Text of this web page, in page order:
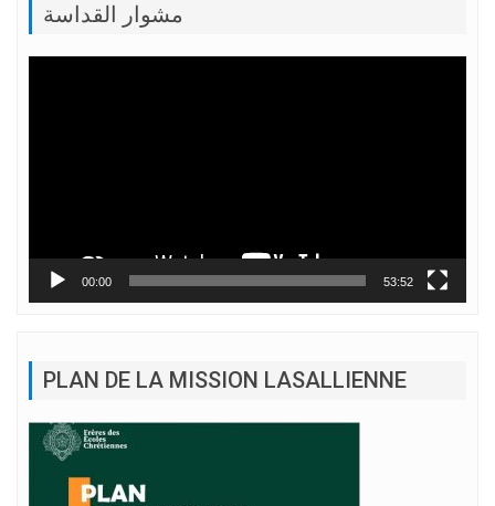
مشوار القداسة
00:00 53:52
PLAN DE LA MISSION LASALLIENNE